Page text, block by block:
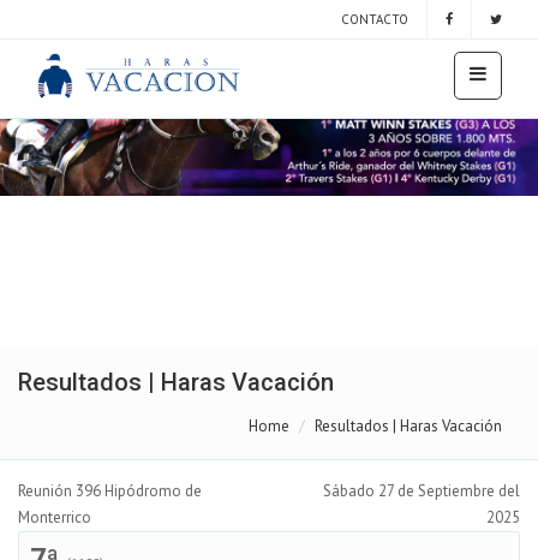
CONTACTO
Resultados | Haras Vacación
Home Resultados | Haras Vacación
Reunión 396 Hipódromo de
Monterrico
Sábado 27 de Septiembre del
2025